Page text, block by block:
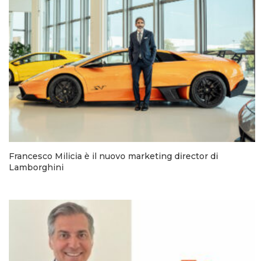
Francesco Milicia è il nuovo marketing director di
Lamborghini